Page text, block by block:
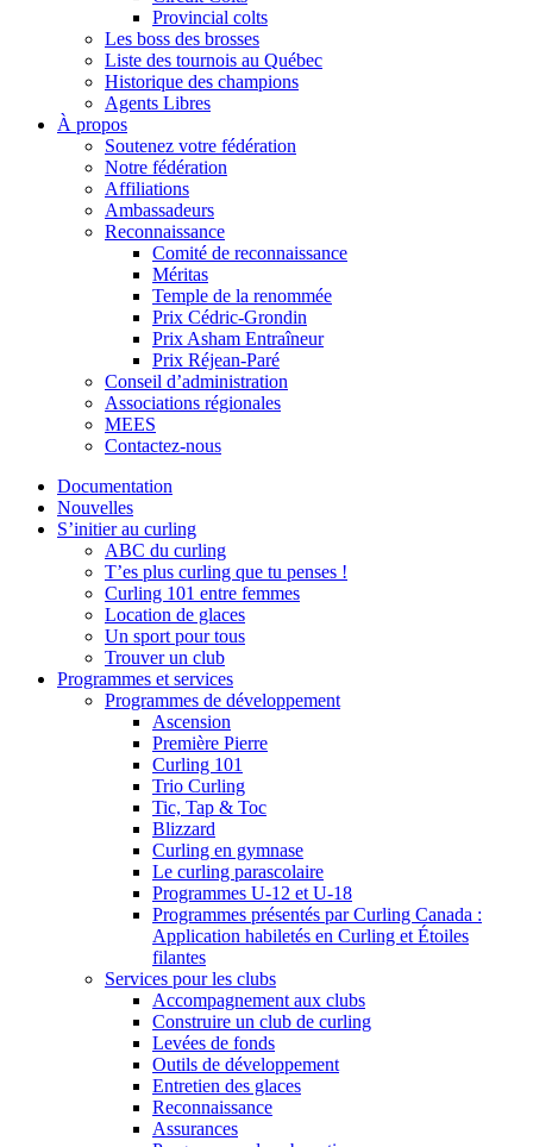
Provincial colts
Les boss des brosses
Liste des tournois au Québec
Historique des champions
Agents Libres
À propos
Soutenez votre fédération
Notre fédération
Affiliations
Ambassadeurs
Reconnaissance
Comité de reconnaissance
Méritas
Temple de la renommée
Prix Cédric-Grondin
Prix Asham Entraîneur
Prix Réjean-Paré
Conseil d’administration
Associations régionales
MEES
Contactez-nous
Documentation
Nouvelles
S’initier au curling
ABC du curling
T’es plus curling que tu penses !
Curling 101 entre femmes
Location de glaces
Un sport pour tous
Trouver un club
Programmes et services
Programmes de développement
Ascension
Première Pierre
Curling 101
Trio Curling
Tic, Tap & Toc
Blizzard
Curling en gymnase
Le curling parascolaire
Programmes U-12 et U-18
Programmes présentés par Curling Canada :
Application habiletés en Curling et Étoiles
filantes
Services pour les clubs
Accompagnement aux clubs
Construire un club de curling
Levées de fonds
Outils de développement
Entretien des glaces
Reconnaissance
Assurances